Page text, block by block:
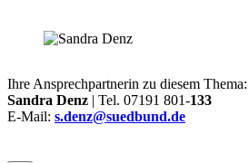
Ihre Ansprechpartnerin zu diesem Thema:
Sandra Denz | Tel. 07191 801-133
E-Mail: s.denz@suedbund.de